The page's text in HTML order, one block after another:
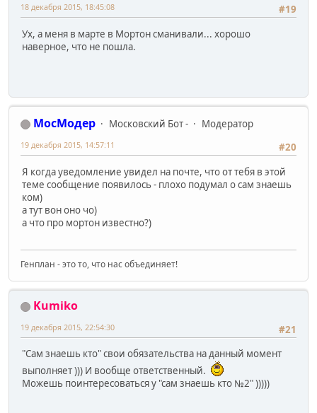
#19
18 декабря 2015, 18:45:08
Ух, а меня в марте в Мортон сманивали... хорошо
наверное, что не пошла.
МосМодер Московский Бот -
Модератор
#20
19 декабря 2015, 14:57:11
Я когда уведомление увидел на почте, что от тебя в этой
теме сообщение появилось - плохо подумал о сам знаешь
ком)
а тут вон оно чо)
а что про мортон известно?)
Генплан - это то, что нас объединяет!
Kumiko
#21
19 декабря 2015, 22:54:30
"Сам знаешь кто" свои обязательства на данный момент
выполняет ))) И вообще ответственный.
Можешь поинтересоваться у "сам знаешь кто №2" )))))